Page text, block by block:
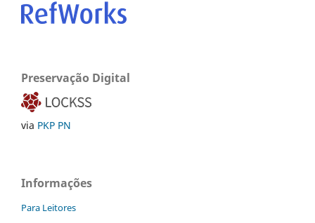
Preservação Digital
via PKP PN
Informações
Para Leitores